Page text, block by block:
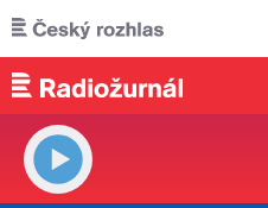
Přejít k hlavnímu obsahu